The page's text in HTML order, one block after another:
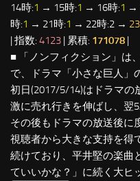
14時:1 → 15時:1 → 16時:1 →
時:1 → 21時:1 → 22時:2 →
| 指数: 4123 | 累積: 171078
■ 「ノンフィクション」は
で、ドラマ「小さな巨人」
初日(2017/5/14)はドラマの
激に売れ行きを伸ばし、翌
その後もドラマの放送後に
視聴者から大きな支持を得
続けており、平井堅の楽曲
ていいかな？」に続く大ヒ